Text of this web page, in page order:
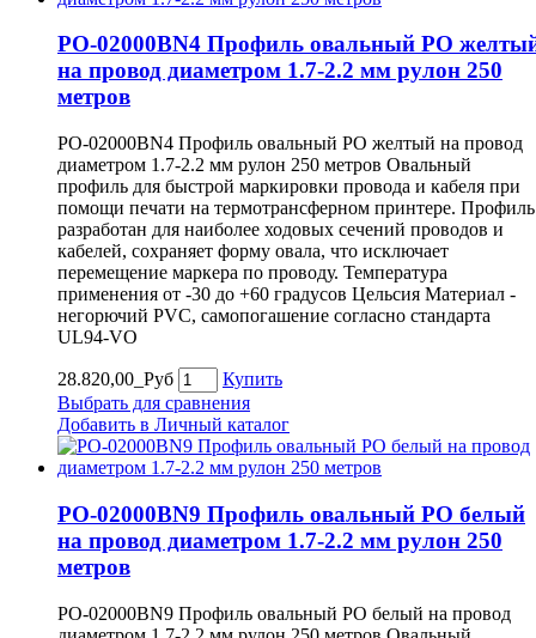
PO-02000BN4 Профиль овальный PO
на провод диаметром 1.7-2.2 мм рулон 250
метров
PO-02000BN4 Профиль овальный PO желтый на провод
диаметром 1.7-2.2 мм рулон 250 метров Овальный
профиль для быстрой маркировки провода и кабеля при
помощи печати на термотрансферном принтере. Профиль
разработан для наиболее ходовых сечений проводов и
кабелей, сохраняет форму овала, что исключает
перемещение маркера по проводу. Температура
применения от -30 до +60 градусов Цельсия Материал -
негорючий PVC, самопогашение согласно стандарта
UL94-VO
28.820,00_Руб
Купить
Выбрать для сравнения
Добавить в Личный каталог
PO-02000BN9 Профиль овальный PO белый
на провод диаметром 1.7-2.2 мм рулон 250
метров
PO-02000BN9 Профиль овальный PO белый на провод